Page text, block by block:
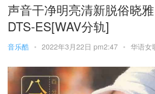
声音干净明亮清新脱俗晓雅
DTS-ES[WAV分轨]
音乐酷 • 2022年3月22日 pm2:47 • 华语女